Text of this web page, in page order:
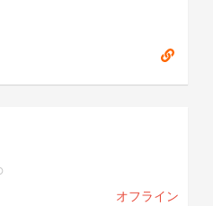
オフライン